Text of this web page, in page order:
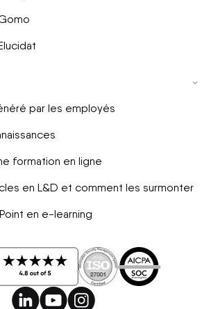
par les employés
formation en ligne
en L&D et comment les surmonter
en e-learning